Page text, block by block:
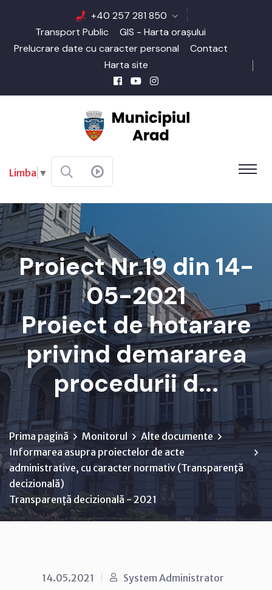
+40 257 281 850
Transport Public
GIS - Harta orașului
Prelucrare date cu caracter personal
Contact
Harta site
Limba ▼
Proiect Nr.19 din 14-
05-2021
Proiect de hotarare
privind demararea
procedurii d...
Prima pagină Monitorul
Alte documente
Informarea asupra proiectelor de acte
administrative, cu caracter normativ (Transparenţă
decizională)
Transparență decizională - 2021
14.05.2021 System Administrator